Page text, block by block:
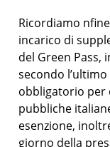
Ricordiamo
incarico di
del Green
secondo
obbligatorio per
pubbliche
esenzione,
giorno della